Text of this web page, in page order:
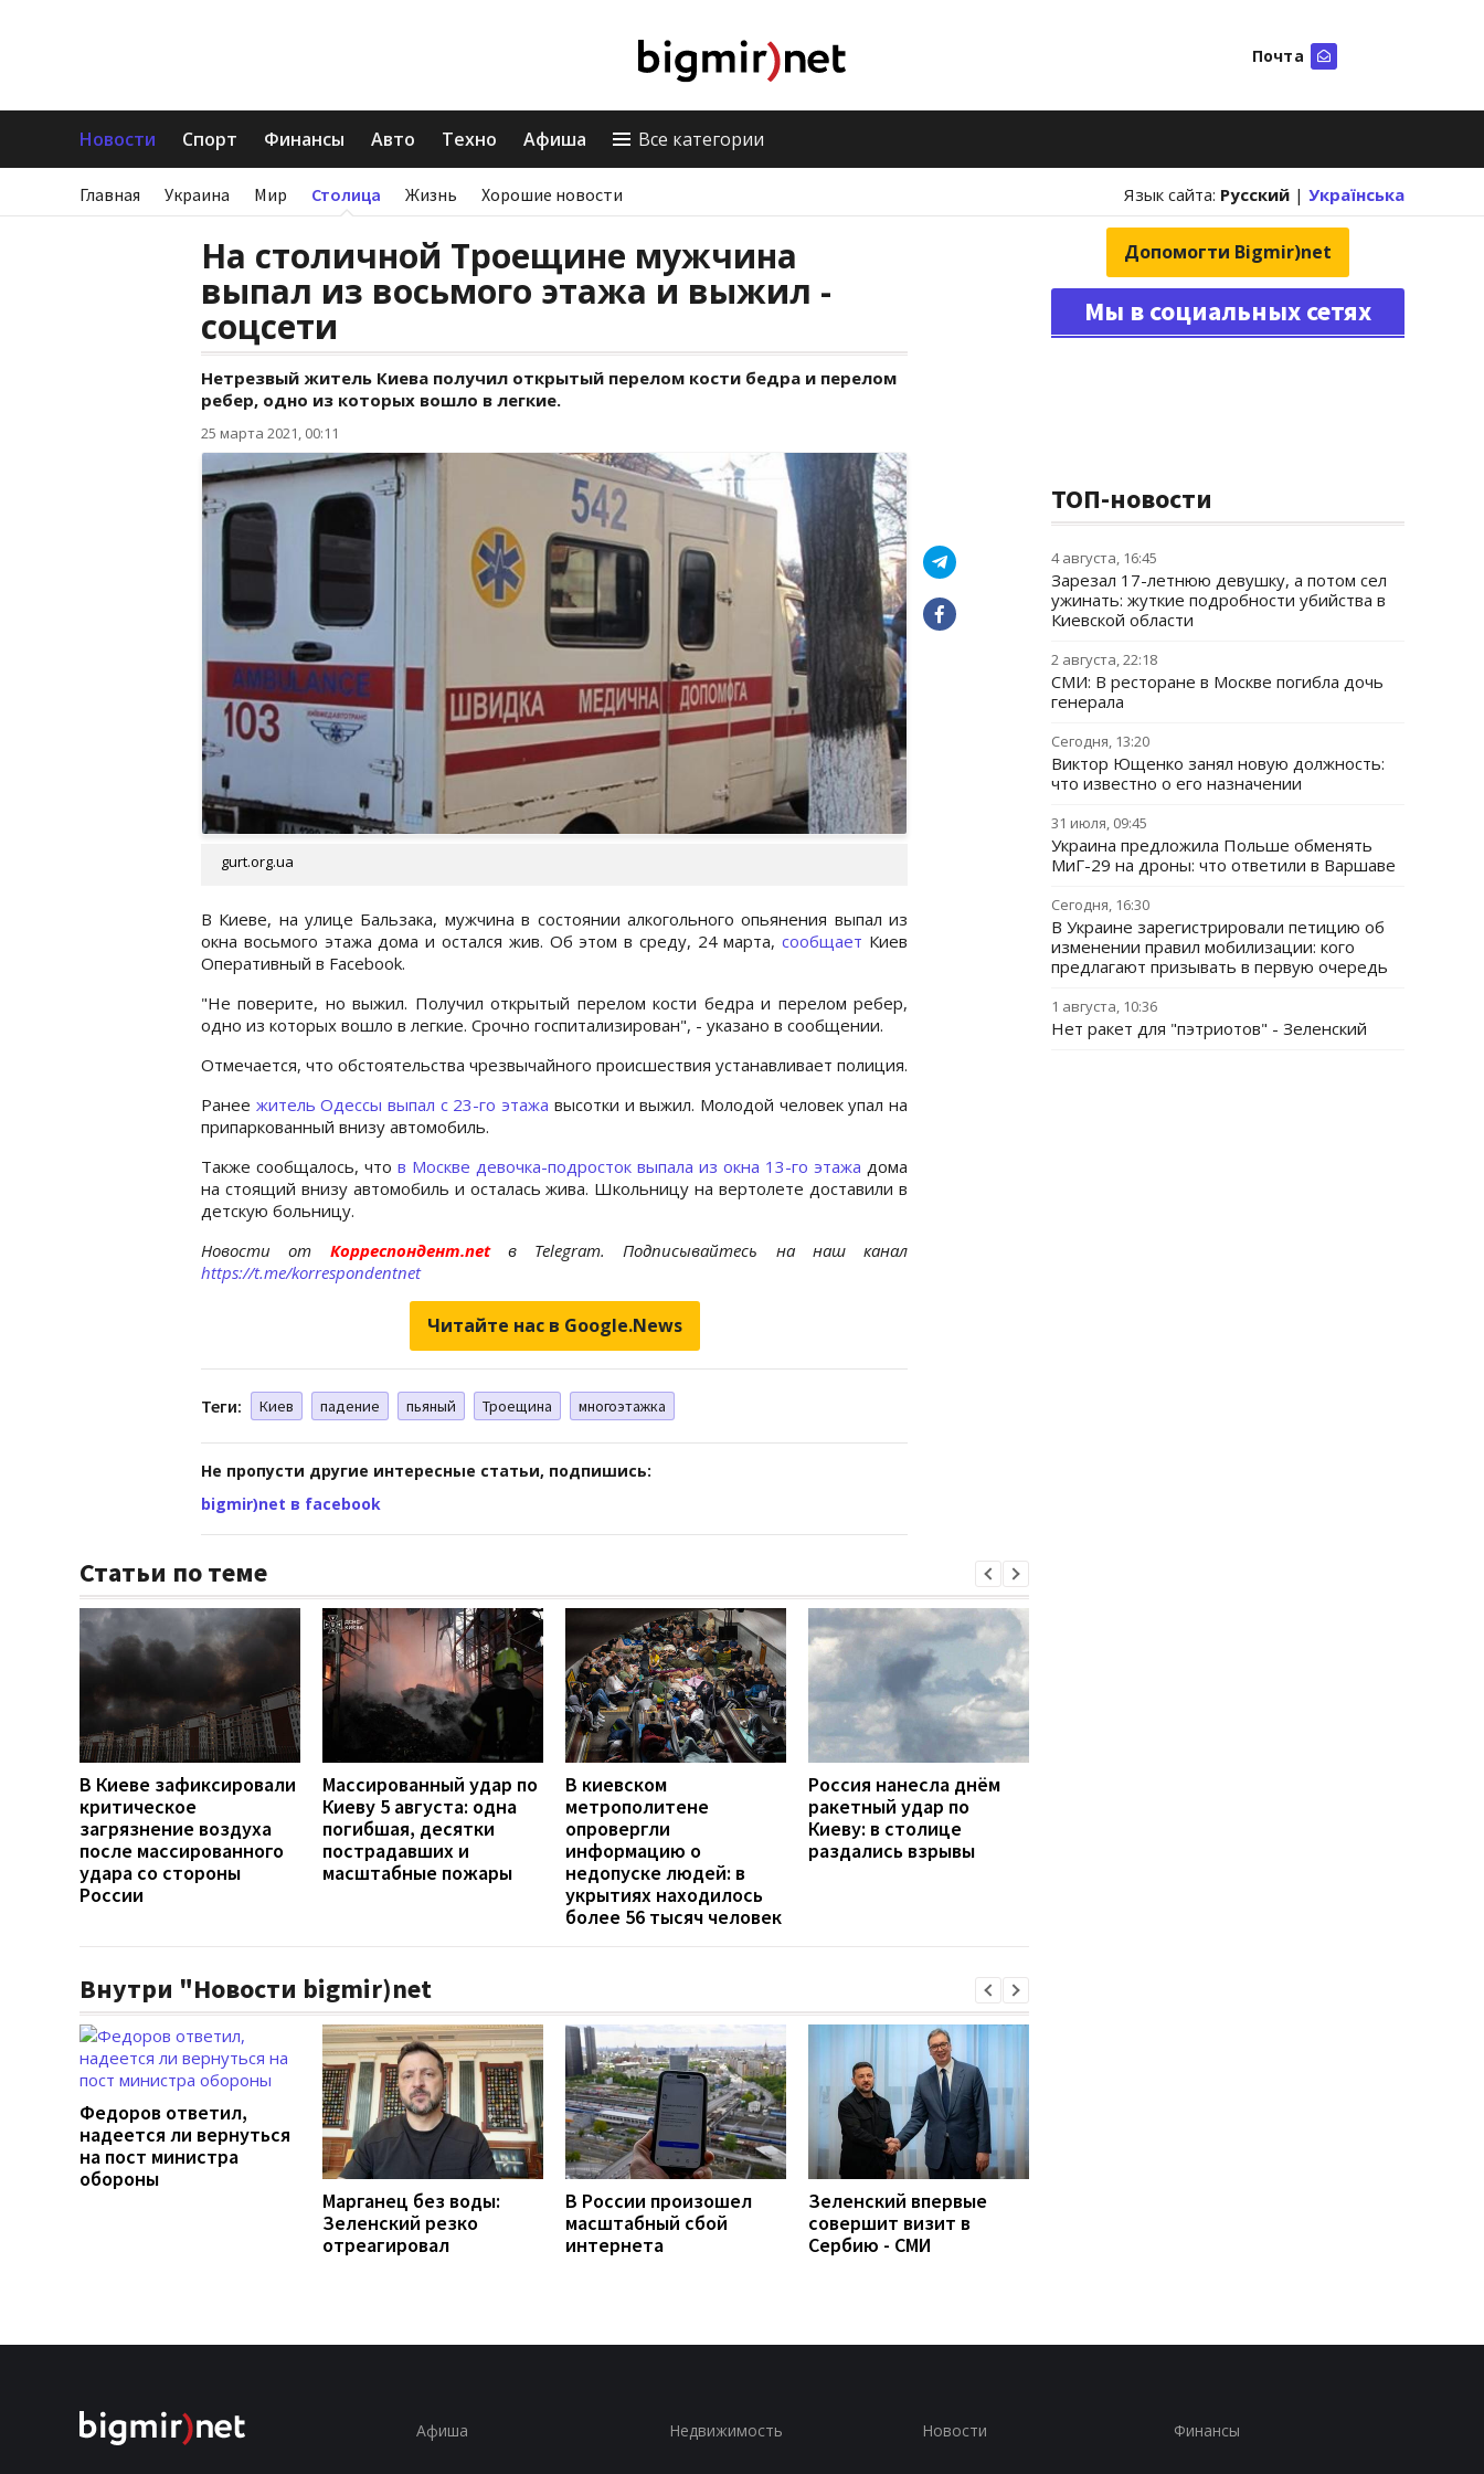
Почта
Новости Спорт Финансы Авто Техно Афиша Все категории
Главная Украина Мир Столица Жизнь Хорошие новости Язык сайта: Русский | Українська
На столичной Троещине мужчина
выпал из восьмого этажа и выжил -
соцсети
Нетрезвый житель Киева получил открытый перелом кости бедра и перелом
ребер, одно из которых вошло в легкие.
25 марта 2021, 00:11
gurt.org.ua
В Киеве, на улице Бальзака, мужчина в состоянии алкогольного опьянения выпал из
окна восьмого этажа дома и остался жив. Об этом в среду, 24 марта,сообщает Киев
Оперативный в Facebook.
"Не поверите, но выжил. Получил открытый перелом кости бедра и перелом ребер,
одно из которых вошло в легкие. Срочно госпитализирован", - указано в сообщении.
Отмечается, что обстоятельства чрезвычайного происшествия устанавливает полиция.
Ранее житель Одессы выпал с 23-го этажа высотки и выжил. Молодой человек упал на
припаркованный внизу автомобиль.
Также сообщалось, что в Москве девочка-подросток выпала из окна 13-го этажа дома
на стоящий внизу автомобиль и осталась жива. Школьницу на вертолете доставили в
детскую больницу.
Новости от Корреспондент.net в Telegram. Подписывайтесь на наш канал
https://t.me/korrespondentnet
Читайте нас в Google.News
Теги: Киев падение пьяный Троещина многоэтажка
Не пропусти другие интересные статьи, подпишись:
bigmir)net в facebook
Статьи по теме
В Киеве зафиксировали
критическое
загрязнение воздуха
после массированного
удара со стороны
России
Массированный удар по
Киеву 5 августа: одна
погибшая, десятки
пострадавших и
масштабные пожары
В киевском
метрополитене
опровергли
информацию о
недопуске людей: в
укрытиях находилось
более 56 тысяч человек
Россия нанесла днём
ракетный удар по
Киеву: в столице
раздались взрывы
Внутри "Новости bigmir)net
Федоров ответил,
надеется ли вернуться
на пост министра
обороны
Марганец без воды:
Зеленский резко
отреагировал
В России произошел
масштабный сбой
интернета
Зеленский впервые
совершит визит в
Сербию - СМИ
Допомогти Bigmir)net
Мы в социальных сетях
ТОП-новости
4 августа, 16:45
Зарезал 17-летнюю девушку, а потом сел
ужинать: жуткие подробности убийства в
Киевской области
2 августа, 22:18
СМИ: В ресторане в Москве погибла дочь
генерала
Сегодня, 13:20
Виктор Ющенко занял новую должность:
что известно о его назначении
31 июля, 09:45
Украина предложила Польше обменять
МиГ-29 на дроны: что ответили в Варшаве
Сегодня, 16:30
В Украине зарегистрировали петицию об
изменении правил мобилизации: кого
предлагают призывать в первую очередь
1 августа, 10:36
Нет ракет для "пэтриотов" - Зеленский
Афиша Недвижимость Новости Финансы